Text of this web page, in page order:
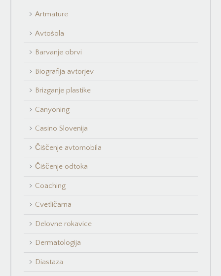
Artmature
Avtošola
Barvanje obrvi
Biografija avtorjev
Brizganje plastike
Canyoning
Casino Slovenija
Čiščenje avtomobila
Čiščenje odtoka
Coaching
Cvetličarna
Delovne rokavice
Dermatologija
Diastaza